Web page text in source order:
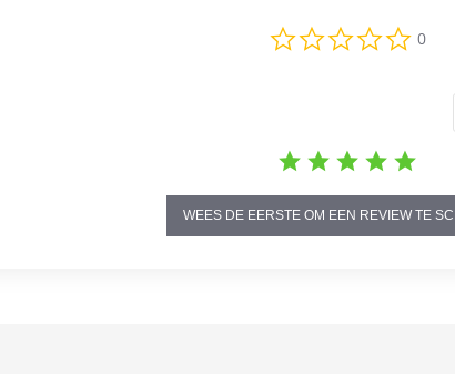
star
0
WEES DE EERSTE OM EEN REVIEW TE